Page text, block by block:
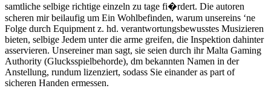
samtliche selbige richtige einzeln zu tage fi�rdert. Die autoren
scheren mir beilaufig um Ein Wohlbefinden, warum unsereins ‘ne
Folge durch Equipment z. hd. verantwortungsbewusstes Musizieren
bieten, selbige Jedem unter die arme greifen, die Inspektion dahinter
asservieren. Unsereiner man sagt, sie seien durch ihr Malta Gaming
Authority (Glucksspielbehorde), dm bekannten Namen in der
Anstellung, rundum lizenziert, sodass Sie einander as part of
sicheren Handen ermessen.